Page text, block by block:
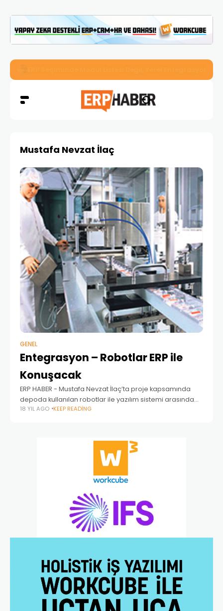
Mustafa Nevzat İlaç
GENEL
Entegrasyon – Robotlar ERP ile
Konuşacak
ERP HABER - Mustafa Nevzat İlaç’ta proje kapsamında
depoda kullanılan robotlar ile yazılım sistemi arasında
entegrasyon kurulmasıyla robotların tüm hareketleri eş
18 YIL AGO KEEP READING